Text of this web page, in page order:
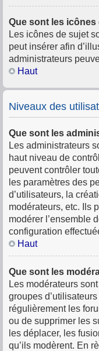
Que sont les icônes
Les icônes de sujet
peut insérer afin
administrateurs
Haut
Niveaux des
Que sont les
Les administrateurs
haut niveau de
peuvent contrôler
les paramètres des
d’utilisateurs, la
modérateurs, etc. Ils
modérer l’ensemble
configuration
Haut
Que sont les
Les modérateurs
groupes
régulièrement les
ou de supprimer les
les déplacer, les
qu’ils modèrent. En